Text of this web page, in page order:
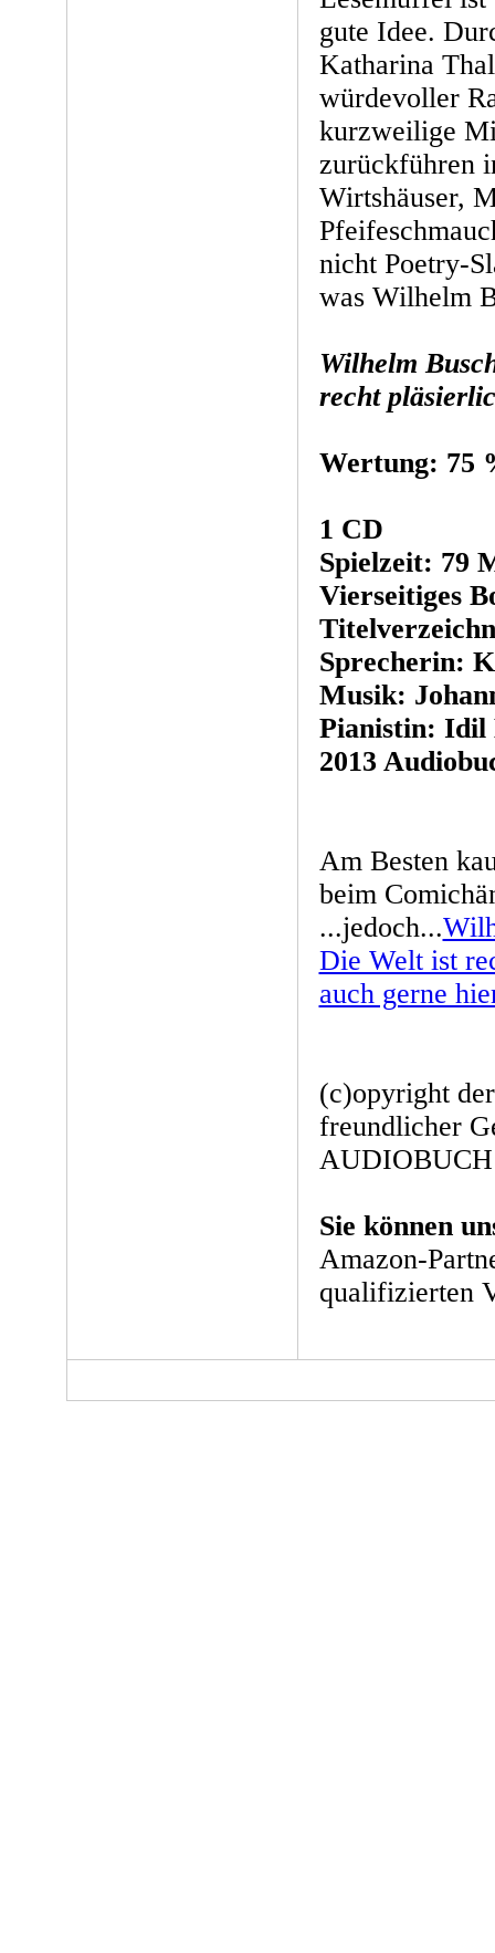
gute Idee.
Katharina
würdevoller
kurzweilige
zurückführen
Wirtshäuser,
nicht Poetry-
was Wilhelm
Wilhelm
recht
Wertung: 75
1 CD
Spielzeit: 79
Vierseitiges
Sprecherin:
Musik:
Pianistin: Idil
2013
Am Besten
beim
...jedoch...
Die Welt ist
auch gerne
(c)opyright
freundlicher
AUDIOBUCH
Sie können
Amazon-
qualifizierten